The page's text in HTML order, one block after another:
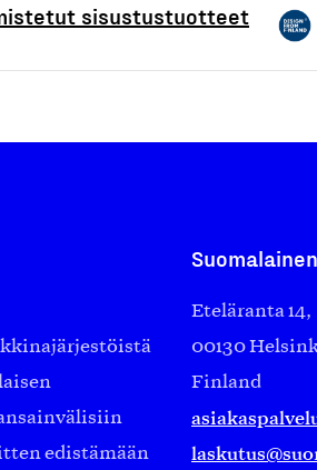
sisustustuotteet
edistämään
Eteläranta 14,
00130
Finland